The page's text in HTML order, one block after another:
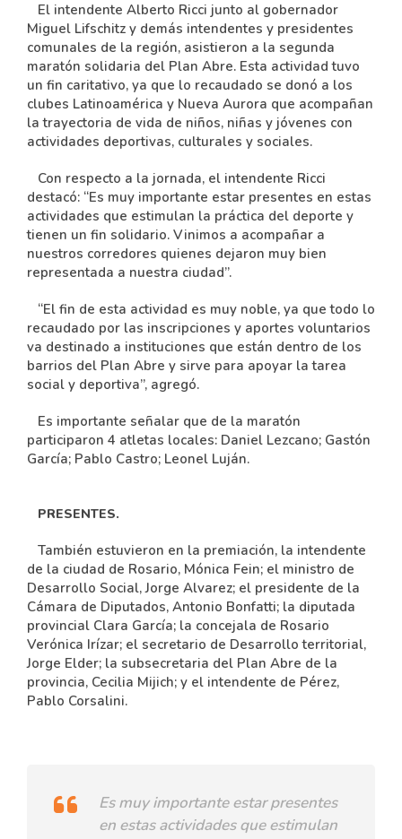
El intendente Alberto Ricci junto al gobernador
Miguel Lifschitz y demás intendentes y presidentes
comunales de la región, asistieron a la segunda
maratón solidaria del Plan Abre. Esta actividad tuvo
un fin caritativo, ya que lo recaudado se donó a los
clubes Latinoamérica y Nueva Aurora que acompañan
la trayectoria de vida de niños, niñas y jóvenes con
actividades deportivas, culturales y sociales.
Con respecto a la jornada, el intendente Ricci
destacó: “Es muy importante estar presentes en estas
actividades que estimulan la práctica del deporte y
tienen un fin solidario. Vinimos a acompañar a
nuestros corredores quienes dejaron muy bien
representada a nuestra ciudad”.
“El fin de esta actividad es muy noble, ya que todo lo
recaudado por las inscripciones y aportes voluntarios
va destinado a instituciones que están dentro de los
barrios del Plan Abre y sirve para apoyar la tarea
social y deportiva”, agregó.
Es importante señalar que de la maratón
participaron 4 atletas locales: Daniel Lezcano; Gastón
García; Pablo Castro; Leonel Luján.
PRESENTES.
También estuvieron en la premiación, la intendente
de la ciudad de Rosario, Mónica Fein; el ministro de
Desarrollo Social, Jorge Alvarez; el presidente de la
Cámara de Diputados, Antonio Bonfatti; la diputada
provincial Clara García; la concejala de Rosario
Verónica Irízar; el secretario de Desarrollo territorial,
Jorge Elder; la subsecretaria del Plan Abre de la
provincia, Cecilia Mijich; y el intendente de Pérez,
Pablo Corsalini.
Es muy importante estar presentes
en estas actividades que estimulan